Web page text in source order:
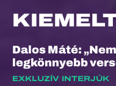
Dalos Máté:
legkönnyebb
EXKLUZÍV INTERJÚK